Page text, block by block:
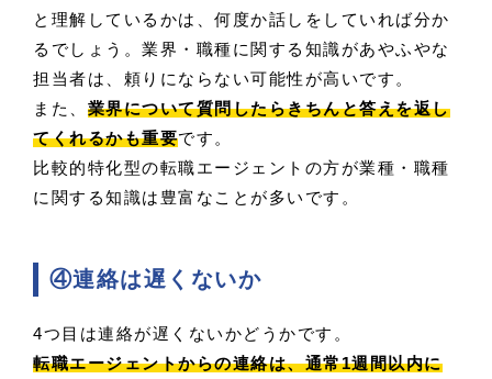
と理解しているかは、何度か話しをしていれば分か
るでしょう。業界・職種に関する知識があやふやな
担当者は、頼りにならない可能性が高いです。
また、 業界について質問したらきちんと答えを返し
てくれるかも重要です。
比較的特化型の転職エージェントの方が業種・職種
に関する知識は豊富なことが多いです。
④連絡は遅くないか
4つ目は連絡が遅くないかどうかです。
転職エージェントからの連絡は、通常1週間以内に